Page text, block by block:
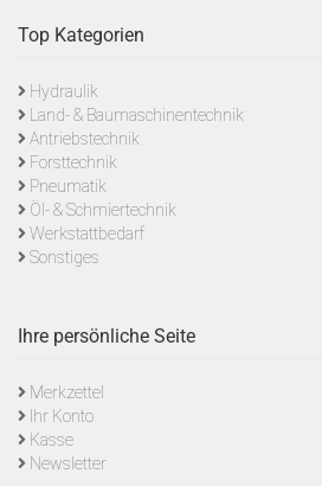
Top Kategorien
Hydraulik
Land- & Baumaschinentechnik
Antriebstechnik
Forsttechnik
Pneumatik
Öl- & Schmiertechnik
Werkstattbedarf
Sonstiges
Ihre persönliche Seite
Merkzettel
Ihr Konto
Kasse
Newsletter